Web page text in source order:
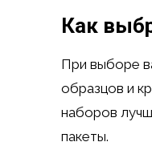
Как
При выборе
образцов и
наборов
пакеты.